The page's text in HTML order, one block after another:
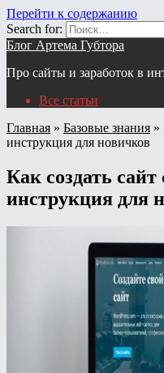
Перейти к содержанию
Search for:
Блог Артема Губтора
Про сайты и заработок в
Все статьи
Главная » Базовые знания »
инструкция для новичков
Как создать
инструкция для